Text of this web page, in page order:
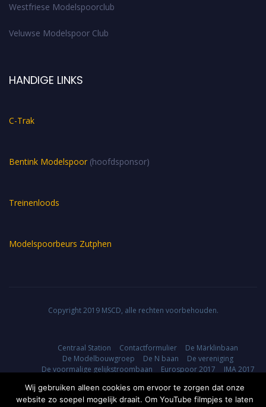
Westfriese Modelspoorclub
Veluwse Modelspoor Club
HANDIGE LINKS
C-Trak
Bentink Modelspoor (hoofdsponsor)
Treinenloods
Modelspoorbeurs Zutphen
Copyright 2019 MSCD, alle rechten voorbehouden.
Centraal Station Contactformulier
De Märklinbaan
De Modelbouwgroep
De N baan
De vereniging
De voormalige gelijkstroombaan
Eurospoor 2017
IMA 2017
Modelspoor is weer hip
Nieuws
Onze clubruimte
Op stap met de MSCD
Privacyverklaring Verbouwing 2018
Wij gebruiken alleen cookies om ervoor te zorgen dat onze
website zo soepel mogelijk draait. Om YouTube filmpjes te laten